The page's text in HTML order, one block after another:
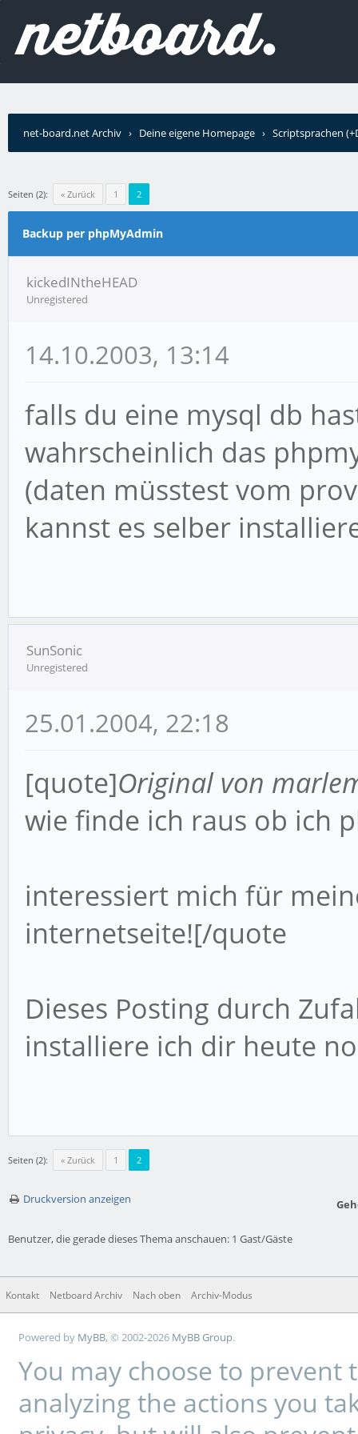
net-board.net Archiv › Deine eigene Homepage › Scriptsprachen
Seiten (2): « Zurück 1 2
Backup per phpMyAdmin
kickedINtheHEAD
Unregistered
14.10.2003, 13:14
falls du eine mysql db
wahrscheinlich das
(daten müsstest vom
kannst es selber
SunSonic
Unregistered
25.01.2004, 22:18
[quote]Original von
wie finde ich raus ob ich
interessiert mich für
internetseite![/quote
Dieses Posting durch
installiere ich dir heute
Seiten (2): « Zurück 1 2
Druckversion anzeigen
Benutzer, die gerade dieses Thema anschauen: 1 Gast/Gäste
Kontakt Netboard Archiv Nach oben Archiv-Modus
Powered by MyBB, © 2002-2026 MyBB Group.
You may choose to
analyzing the actions you